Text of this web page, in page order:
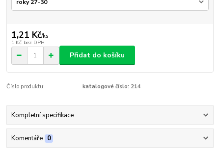
1,21 Kč/ks
1 Kč bez DPH
Přidat do košíku
Číslo produktu: katalogové číslo: 214
Kompletní specifikace
Komentáře 0